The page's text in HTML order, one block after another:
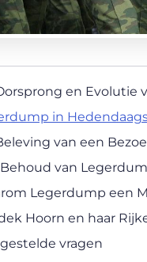
en Evolutie
in
van een
van
Legerdump een
Hoorn en haar
vragen